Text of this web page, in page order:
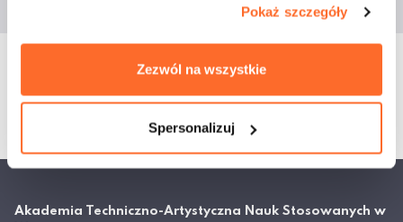
Pokaż szczegóły
Zezwól na wszystkie
Spersonalizuj
Regulamin Koła Rozwoju Architektów
Akademia Techniczno-Artystyczna Nauk Stosowanych w